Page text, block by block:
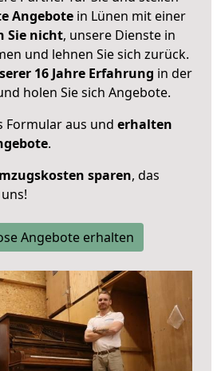
Angebote in Lünen mit einer
Sie nicht, unsere Dienste in
und lehnen Sie sich zurück.
16 Jahre Erfahrung in der
holen Sie sich Angebote.
Formular aus und erhalten
.
sparen, das
Angebote erhalten